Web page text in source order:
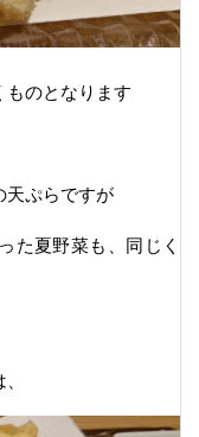
ものとなります
天ぷらですが
た夏野菜も、同じく